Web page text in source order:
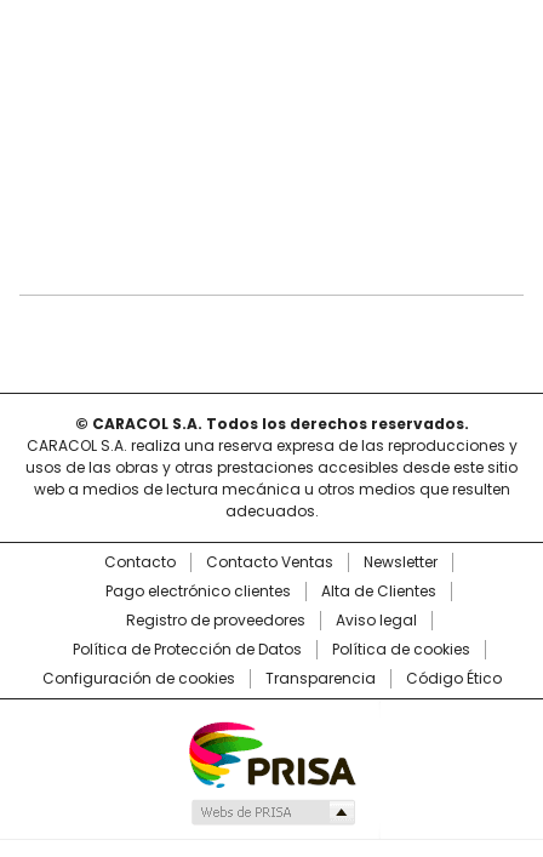
© CARACOL S.A. Todos los derechos reservados.
CARACOL S.A. realiza una reserva expresa de las reproducciones y
usos de las obras y otras prestaciones accesibles desde este sitio
web a medios de lectura mecánica u otros medios que resulten
adecuados.
Contacto Contacto Ventas
Newsletter
Pago electrónico clientes
Alta de Clientes
Registro de proveedores
Aviso legal
Política de Protección de Datos
Política de cookies
Configuración de cookies
Transparencia Código Ético